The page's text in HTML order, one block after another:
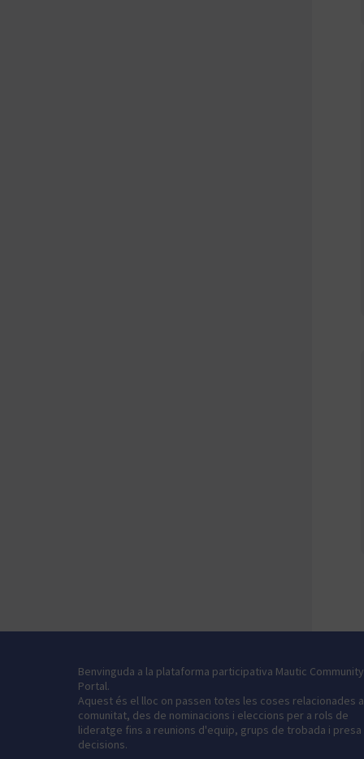
Benvinguda a la plataforma participativa Mautic Community
Portal.
Aquest és el lloc on passen totes les coses relacionades
comunitat, des de nominacions i eleccions per a rols de
lideratge fins a reunions d'equip, grups de trobada i presa
decisions.